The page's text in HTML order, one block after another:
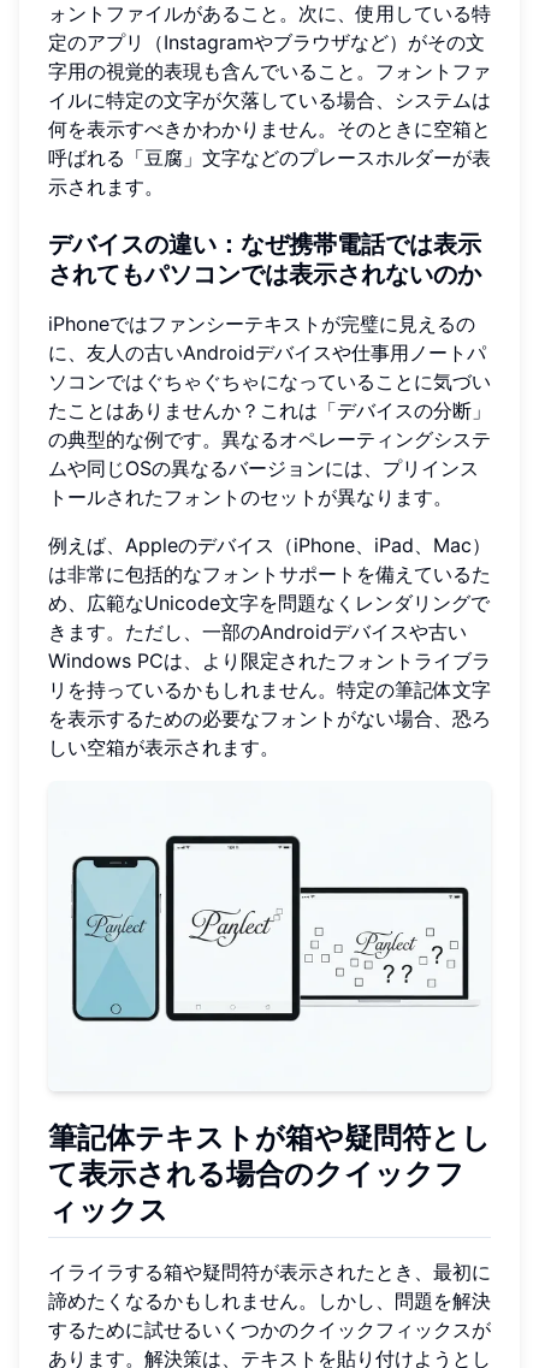
ォントファイルがあること。次に、使用している特
定のアプリ（Instagramやブラウザなど）がその文
字用の視覚的表現も含んでいること。フォントファ
イルに特定の文字が欠落している場合、システムは
何を表示すべきかわかりません。そのときに空箱と
呼ばれる「豆腐」文字などのプレースホルダーが表
示されます。
デバイスの違い：なぜ携帯電話では表示
されてもパソコンでは表示されないのか
iPhoneではファンシーテキストが完璧に見えるの
に、友人の古いAndroidデバイスや仕事用ノートパ
ソコンではぐちゃぐちゃになっていることに気づい
たことはありませんか？これは「デバイスの分断」
の典型的な例です。異なるオペレーティングシステ
ムや同じOSの異なるバージョンには、プリインス
トールされたフォントのセットが異なります。
例えば、Appleのデバイス（iPhone、iPad、Mac）
は非常に包括的なフォントサポートを備えているた
め、広範なUnicode文字を問題なくレンダリングで
きます。ただし、一部のAndroidデバイスや古い
Windows PCは、より限定されたフォントライブラ
リを持っているかもしれません。特定の筆記体文字
を表示するための必要なフォントがない場合、恐ろ
しい空箱が表示されます。
筆記体テキストが箱や疑問符とし
て表示される場合のクイックフ
ィックス
イライラする箱や疑問符が表示されたとき、最初に
諦めたくなるかもしれません。しかし、問題を解決
するために試せるいくつかのクイックフィックスが
あります。解決策は、テキストを貼り付けようとし